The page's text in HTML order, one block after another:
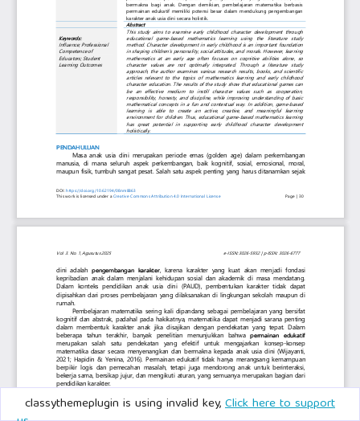
classythemeplugin is using invalid key,Click here to support